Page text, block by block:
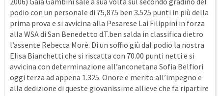
podio con un personale di 75,875 ben 3.525 punti in più della
prima prova e si avvicina alla Pesarese Lai Filippini in forza
alla WSA di San Benedetto d.T.ben salda in classifica dietro
l’assente Rebecca Morè. Di un soffio giù dal podio la nostra
Elisa Bianchetti che si riscatta con 70.00 punti netti e si
avvicina con determinazione all’anconetana Sofia Belfiori
oggi terza ad appena 1.325. Onore e merito all’impegno e
alla dedizione di queste giovanissime allieve che fa ripartire